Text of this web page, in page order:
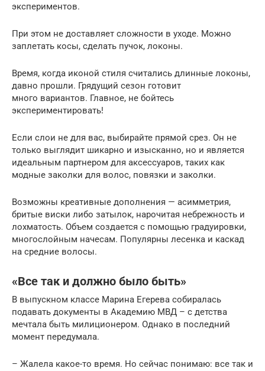
экспериментов.
При этом не доставляет сложности в уходе. Можно
заплетать косы, сделать пучок, локоны.
Время, когда иконой стиля считались длинные локоны,
давно прошли. Грядущий сезон готовит
много вариантов. Главное, не бойтесь
экспериментировать!
Если слои не для вас, выбирайте прямой срез. Он не
только выглядит шикарно и изысканно, но и является
идеальным партнером для аксессуаров, таких как
модные заколки для волос, повязки и заколки.
Возможны креативные дополнения — асимметрия,
бритые виски либо затылок, нарочитая небрежность и
лохматость. Объем создается с помощью градуировки,
многослойным начесам. Популярны лесенка и каскад
на средние волосы.
«Все так и должно было быть»
В выпускном классе Марина Егерева собиралась
подавать документы в Академию МВД – с детства
мечтала быть милиционером. Однако в последний
момент передумала.
– Жалела какое-то время. Но сейчас понимаю: все так и